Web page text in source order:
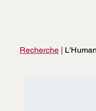
Recherche |